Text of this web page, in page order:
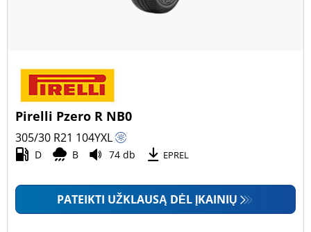
Pirelli Pzero R NB0
305/30 R21 104YXL
D B 74 db EPREL
PATEIKTI UŽKLAUSĄ DĖL ĮKAINIŲ